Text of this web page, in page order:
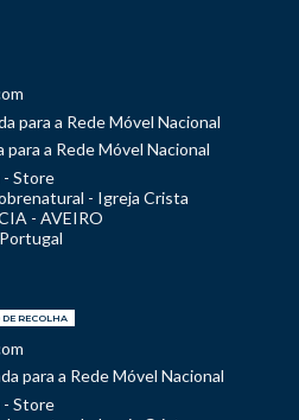
para a Rede Móvel Nacional
a Rede Móvel Nacional
Store
- Igreja Crista
- AVEIRO
RECOLHA
para a Rede Móvel Nacional
Store